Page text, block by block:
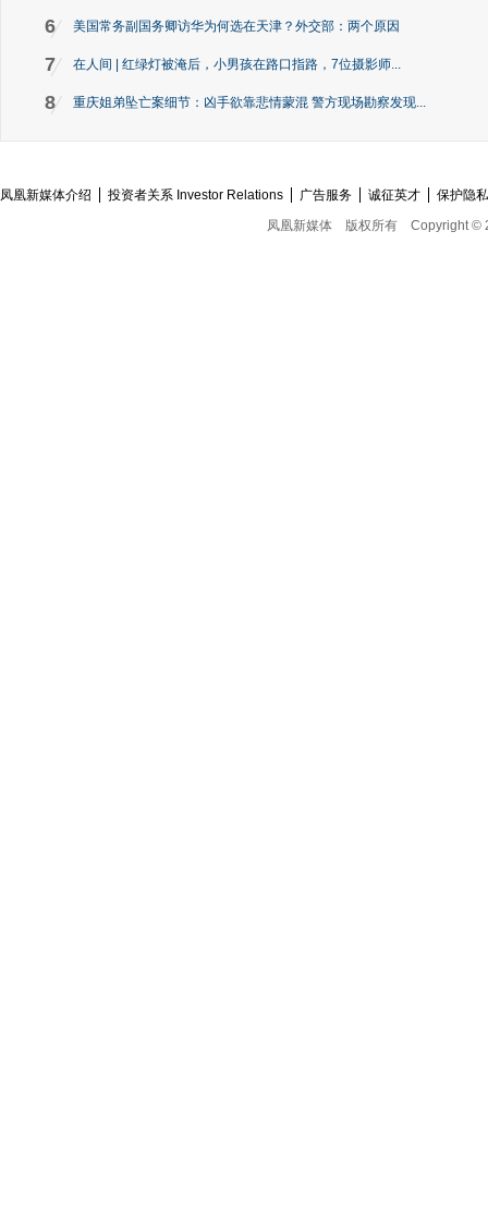
6 美国常务副国务卿访华为何选在天津？外交部：两个原因
7 在人间 | 红绿灯被淹后，小男孩在路口指路，7位摄影师...
8 重庆姐弟坠亡案细节：凶手欲靠悲情蒙混 警方现场勘察发现...
凤凰新媒体介绍 投资者关系 Investor Relations 广告服务 诚征英才
保护隐
凤凰新媒体
版权所有 Copyright ©